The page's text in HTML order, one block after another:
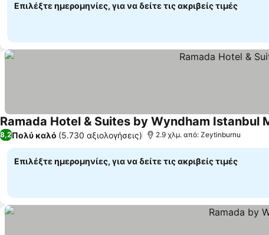
Επιλέξτε ημερομηνίες, για να δείτε τις ακριβείς τιμές
Ramada Hotel & Suites by Wyndham Istanbul
8,2Πολύ καλό (5.730 αξιολογήσεις) 2.9 χλμ. από: Zeytinburnu
Επιλέξτε ημερομηνίες, για να δείτε τις ακριβείς τιμές